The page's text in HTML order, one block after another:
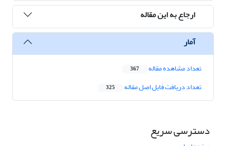
ارجاع به این مقاله
آمار
تعداد مشاهده مقاله 367
تعداد دریافت فایل اصل مقاله 325
دسترسی سریع